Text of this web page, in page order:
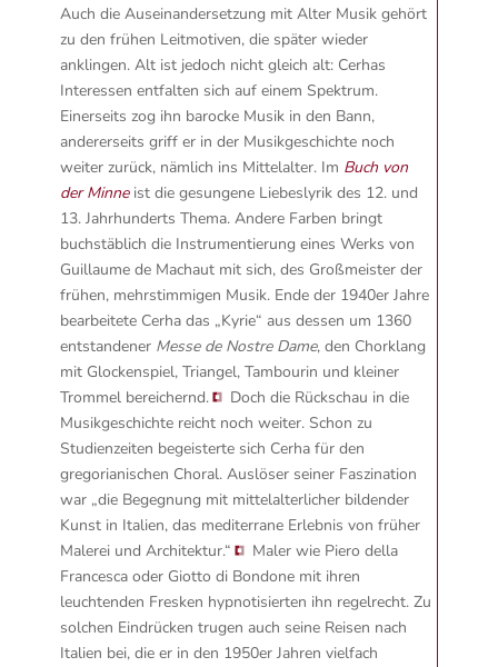
Auch die Auseinandersetzung mit Alter Musik gehört
zu den frühen Leitmotiven, die später wieder
anklingen. Alt ist jedoch nicht gleich alt: Cerhas
Interessen entfalten sich auf einem Spektrum.
Einerseits zog ihn barocke Musik in den Bann,
andererseits griff er in der Musikgeschichte noch
weiter zurück, nämlich ins Mittelalter. Im Buch von
der Minne ist die gesungene Liebeslyrik des 12. und
13. Jahrhunderts Thema. Andere Farben bringt
buchstäblich die Instrumentierung eines Werks von
Guillaume de Machaut mit sich, des Großmeister der
frühen, mehrstimmigen Musik. Ende der 1940er Jahre
bearbeitete Cerha das „Kyrie“ aus dessen um 1360
entstandener Messe de Nostre Dame, den Chorklang
mit Glockenspiel, Triangel, Tambourin und kleiner
Trommel bereichernd.
Doch die Rückschau in die
Musikgeschichte reicht noch weiter. Schon zu
Studienzeiten begeisterte sich Cerha für den
gregorianischen Choral. Auslöser seiner Faszination
war „die Begegnung mit mittelalterlicher bildender
Kunst in Italien, das mediterrane Erlebnis von früher
Malerei und Architektur.“
Maler wie Piero della
Francesca oder Giotto di Bondone mit ihren
leuchtenden Fresken hypnotisierten ihn regelrecht. Zu
solchen Eindrücken trugen auch seine Reisen nach
Italien bei, die er in den 1950er Jahren vielfach